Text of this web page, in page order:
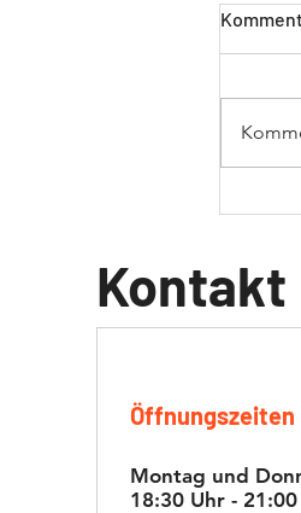
Kontakt
Öffnungszeiten
Montag und
18:30 Uhr -